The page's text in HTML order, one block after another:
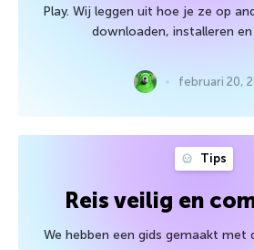
Play. Wij leggen uit hoe je ze op
downloaden, installeren
februari 20,
Tips
Reis veilig en
We hebben een gids gemaakt met